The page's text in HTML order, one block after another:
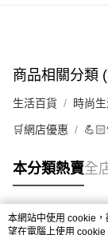
商品相關分類
生活百貨 時尚
🛒網店優惠
本分類熱賣全
熱門標籤
本網站中使用 cookie，
望在電腦上使用